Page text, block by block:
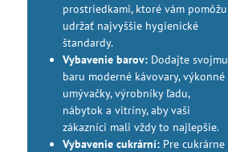
prostriedkami, ktoré vám pomôžu
udržať najvyššie hygienické
štandardy.
Vybavenie barov:Dodajte svojmu
baru moderné kávovary, výkonné
umývačky, výrobníky ľadu,
nábytok a vitríny, aby vaši
zákazníci mali vždy to najlepšie.
Vybavenie cukrární:Pre cukrárne